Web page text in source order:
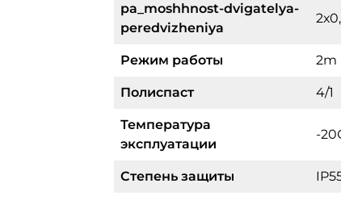
pa_moshhnost-dvigatelya-
peredvizheniya
Режим работы 2m
Полиспаст 4/1
Температура
эксплуатации
-
Степень защиты